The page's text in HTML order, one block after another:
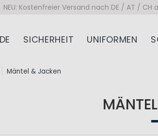
NEU: Kostenfreier Versand nach DE / AT / CH
SICHERHEIT UNIFORMEN
Mäntel & Jacken